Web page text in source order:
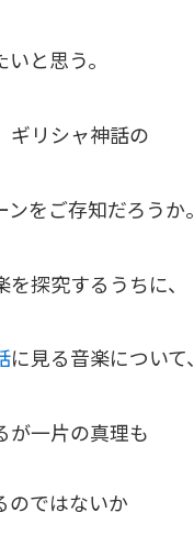
と思う。
ギリシャ神話の
をご存知だろうか。
探究するうちに、
に見る音楽について、
が一片の真理も
のではないか